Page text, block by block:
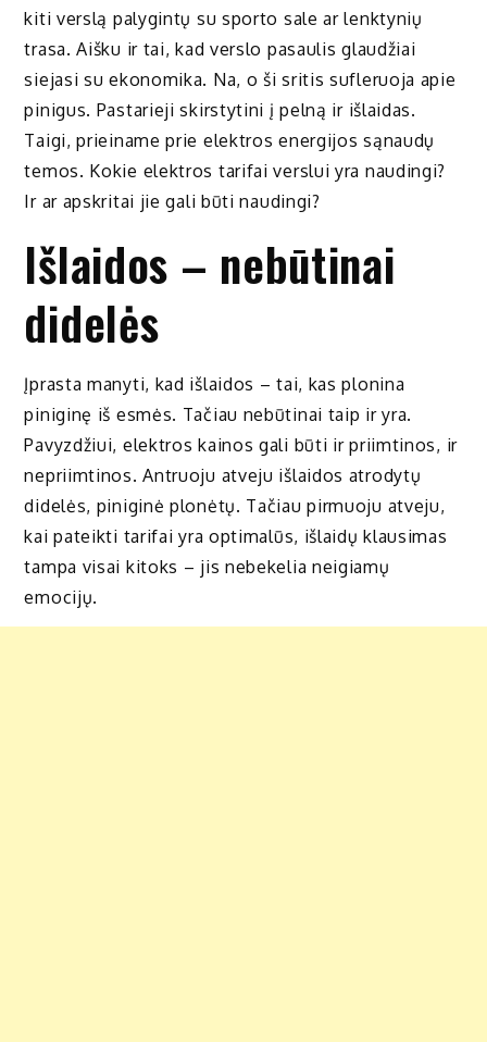
kiti verslą palygintų su sporto sale ar lenktynių
trasa. Aišku ir tai, kad verslo pasaulis glaudžiai
siejasi su ekonomika. Na, o ši sritis sufleruoja apie
pinigus. Pastarieji skirstytini į pelną ir išlaidas.
Taigi, prieiname prie elektros energijos sąnaudų
temos. Kokie elektros tarifai verslui yra naudingi?
Ir ar apskritai jie gali būti naudingi?
Išlaidos – nebūtinai
didelės
Įprasta manyti, kad išlaidos – tai, kas plonina
piniginę iš esmės. Tačiau nebūtinai taip ir yra.
Pavyzdžiui, elektros kainos gali būti ir priimtinos, ir
nepriimtinos. Antruoju atveju išlaidos atrodytų
didelės, piniginė plonėtų. Tačiau pirmuoju atveju,
kai pateikti tarifai yra optimalūs, išlaidų klausimas
tampa visai kitoks – jis nebekelia neigiamų
emocijų.